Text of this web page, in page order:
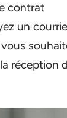
contrat
un
réception